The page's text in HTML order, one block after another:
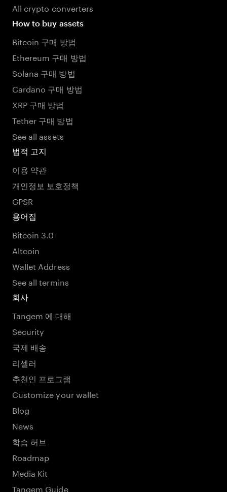
All crypto converters
How to buy assets
Bitcoin 구매 방법
Ethereum 구매 방법
Solana 구매 방법
Cardano 구매 방법
XRP 구매 방법
Tether 구매 방법
See all assets
법적 고지
이용 약관
개인정보 보호정책
GPSR
용어집
Bitcoin 3.0
Altcoin
Wallet Address
See all termins
회사
Tangem 에 대해
Security
국제 배송
리셀러
추천인 프로그램
Customize your wallet
Blog
News
학습 허브
Roadmap
Media Kit
Tangem Guide